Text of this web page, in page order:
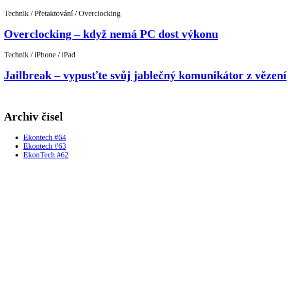
Technik / Přetaktování / Overclocking
Overclocking – když nemá PC dost výkonu
Technik / iPhone / iPad
Jailbreak – vypusťte svůj jablečný komunikátor z vězení
Archiv čísel
Ekontech #64
Ekontech #63
EkonTech #62